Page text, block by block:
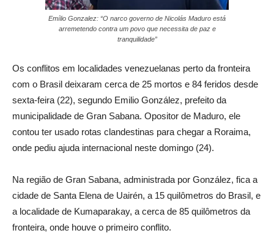
Emílio Gonzalez: “O narco governo de Nicolás Maduro está
arremetendo contra um povo que necessita de paz e
tranquilidade”
Os conflitos em localidades venezuelanas perto da fronteira
com o Brasil deixaram cerca de 25 mortos e 84 feridos desde
sexta-feira (22), segundo Emilio González, prefeito da
municipalidade de Gran Sabana. Opositor de Maduro, ele
contou ter usado rotas clandestinas para chegar a Roraima,
onde pediu ajuda internacional neste domingo (24).
Na região de Gran Sabana, administrada por González, fica a
cidade de Santa Elena de Uairén, a 15 quilômetros do Brasil, e
a localidade de Kumaparakay, a cerca de 85 quilômetros da
fronteira, onde houve o primeiro conflito.